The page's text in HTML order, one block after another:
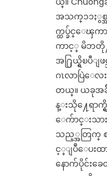
အသက္၁၁ႏွစ္
က္ထပ္ခ်င္ေၾ
ကာင့္ မိဘ
အ႐ြယ္ရွိၿပီ
ဂၤလာပြဲေလ
တယ္။ ယခုအခ်ိ
န္းသို႔ေရာက္
ေက်ာင္းသ
သည့္အတြက္ စ
င့္ျပဳေပးထာ
နောက်ပိုင်းခ